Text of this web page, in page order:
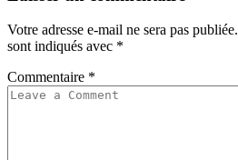
Votre adresse e-mail ne sera pas publiée.
sont indiqués avec *
Commentaire *